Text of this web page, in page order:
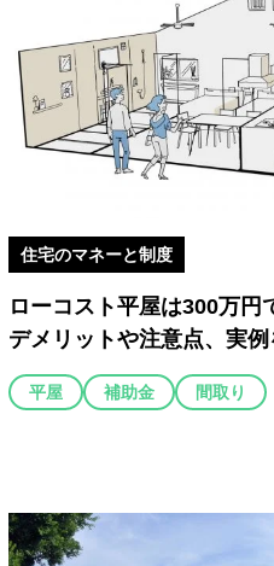
住宅のマネーと制度
ローコスト平屋は300万円
デメリットや注意点、実
平屋 補助金 間取り